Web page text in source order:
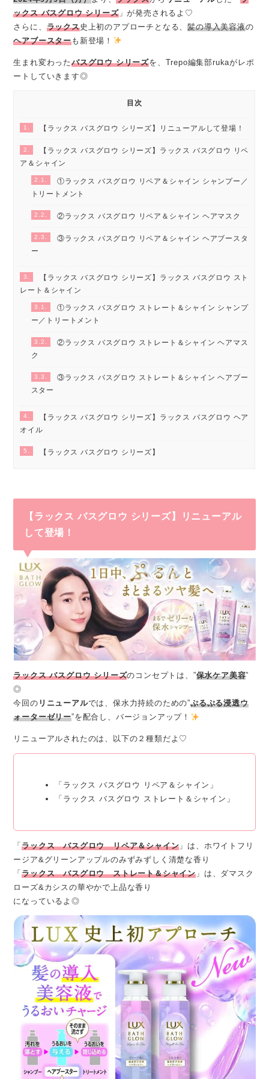
ックス バスグロウ シリーズ」が発売されるよ♡
さらに、 ラックス史上初のアプローチとなる、髪の導入美容液の
ヘアブースターも新登場！
生まれ変わったバスグロウ シリーズを、Trepo編集部rukaがレポ
ートしていきます◎
目次
1. 【ラックス バスグロウ シリーズ】リニューアルして登場！
2.
【ラックス バスグロウ シリーズ】ラックス バスグロウ リペ
ア＆シャイン
2.1.
①ラックス バスグロウ リペア＆シャイン シャンプー／
トリートメント
2.2. ②ラックス バスグロウ リペア＆シャイン ヘアマスク
2.3.
③ラックス バスグロウ リペア＆シャイン ヘアブースタ
ー
3.
【ラックス バスグロウ シリーズ】ラックス バスグロウ スト
レート＆シャイン
3.1.
①ラックス バスグロウ ストレート＆シャイン シャンプ
ー／トリートメント
3.2.
②ラックス バスグロウ ストレート＆シャイン ヘアマス
ク
3.3.
③ラックス バスグロウ ストレート＆シャイン ヘアブー
スター
4.
【ラックス バスグロウ シリーズ】ラックス バスグロウ ヘア
オイル
5. 【ラックス バスグロウ シリーズ】
【ラックス バスグロウ シリーズ】リニューアル
して登場！
ラックス バスグロウ シリーズのコンセプトは、”保水ケア美容”
◎
今回の リニューアルでは、保水力持続のための”ぷるぷる浸透ウ
ォーターゼリー”を配合し、バージョンアップ！
リニューアルされたのは、以下の２種類だよ♡
「ラックス バスグロウ リペア＆シャイン」
「ラックス バスグロウ ストレート＆シャイン」
「ラックス バスグロウ リペア＆シャイン 」は、ホワイトフリ
ージア&グリーンアップルのみずみずしく清楚な香り
「ラックス バスグロウ ストレート＆シャイン 」は、ダマスク
ローズ&カシスの華やかで上品な香り
になっているよ◎